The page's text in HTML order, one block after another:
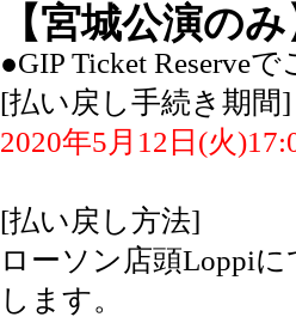
【宮城公演の
●GIP Ticket Reserve
[払い戻し手続き期間]
2020年5月12日(火
[払い戻し方法]
ローソン店頭Loppi
します。